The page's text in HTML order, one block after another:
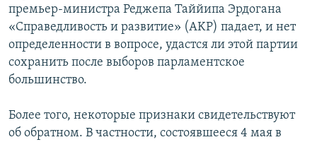
премьер-министра Реджепа Таййипа Эрдогана
«Справедливость и развитие» (AKP) падает, и нет
определенности в вопросе, удастся ли этой партии
сохранить после выборов парламентское
большинство.
Более того, некоторые признаки свидетельствуют
об обратном. В частности, состоявшееся 4 мая в